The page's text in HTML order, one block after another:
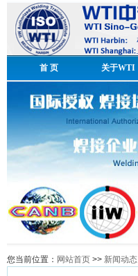
首 页 关于WTI
您当前位置： 网站首页 >> 新闻动态